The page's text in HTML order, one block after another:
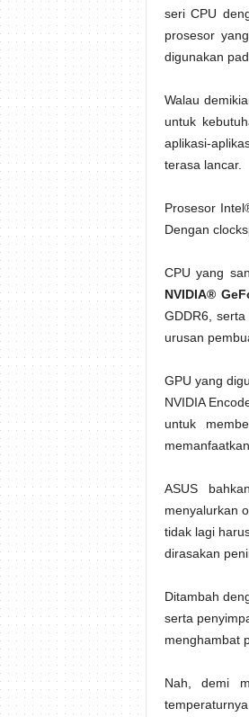
seri CPU
prosesor
digunakan
Walau
untuk
aplikasi-
terasa lancar.
Prosesor
Dengan
CPU yang
NVIDIA®
GDDR6,
urusan
GPU yang
NVIDIA
untuk
ASUS
menyalurkan
tidak lagi
dirasakan
Ditambah
serta
menghambat
Nah, demi